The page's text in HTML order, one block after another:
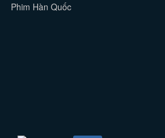
Phim Hàn Quốc